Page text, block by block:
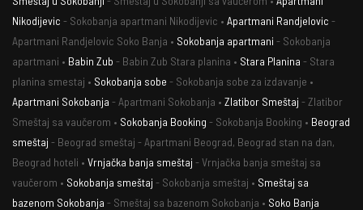
Nikodijevic - Sokobanja apartmani Nikodijevic • Apartmani Randjelovic -
Apartmani Randjelovic Soko Banja • Sokobanja apartmani - Sokobanja
apartmani • Babin Zub - Babin Zub Stara planina • Stara Planina - Stara
planina smestaj • Sokobanja sobe - Sokobanja sobe za izdavanje •
Apartmani Sokobanja - Apartmani Sokobanja • Zlatibor Smeštaj - Zlatibor
Smeštaj sa vaučerom • Sokobanja Booking - Sokobanja Booking • Beograd
smeštaj - Beograd smeštaj - Apartmani Beograd, Beograd stan na dan,
Beograd hoteli • Vrnjačka banja smeštaj - Vrnjačka banja smeštaj sa
vaučerom • Sokobanja smeštaj - Sokobanja smeštaj • Smeštaj sa
bazenom Sokobanja - Smeštaj sa bazenom Sokobanja • Soko Banja